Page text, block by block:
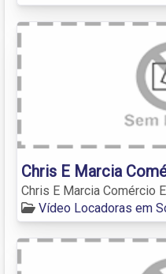
Chris E Marcia
Chris E Marcia Comércio
Vídeo Locadoras em